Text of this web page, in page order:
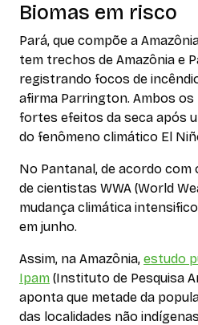
Biomas em risco
Pará, que compõe a
tem trechos de Amazônia e
registrando focos de
afirma Parrington. Ambos
fortes efeitos da seca após
do fenômeno climático El
No Pantanal, de acordo
de cientistas WWA (World
mudança climática
em junho.
Assim, na Amazônia, estudo
Ipam (Instituto de Pesquisa
aponta que metade da
das localidades não